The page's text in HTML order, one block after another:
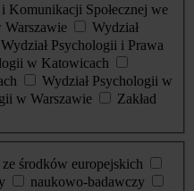
Komunikacji Społecznej we
Warszawie
Wydział
Wydział Psychologii i Prawa
w Katowicach
Wydział Psychologii w
w Warszawie
Zakład
środków europejskich
naukowo-badawczy